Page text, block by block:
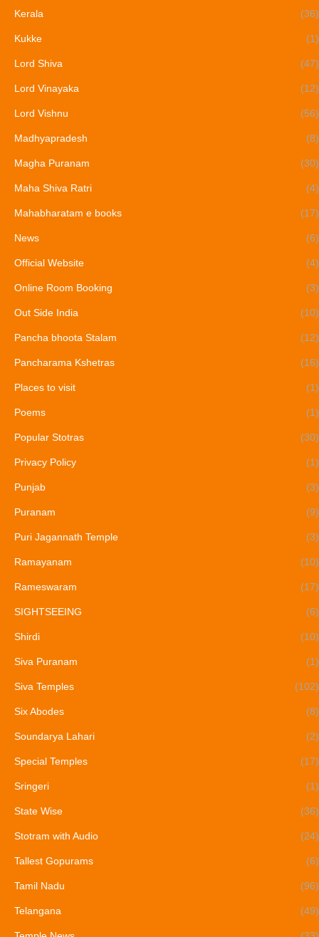
Kerala (36)
Kukke (1)
Lord Shiva (47)
Lord Vinayaka (12)
Lord Vishnu (56)
Madhyapradesh (8)
Magha Puranam (30)
Maha Shiva Ratri (4)
Mahabharatam e books (17)
News (6)
Official Website (4)
Online Room Booking (3)
Out Side India (10)
Pancha bhoota Stalam (12)
Pancharama Kshetras (16)
Places to visit (1)
Poems (1)
Popular Stotras (30)
Privacy Policy (1)
Punjab (3)
Puranam (9)
Puri Jagannath Temple (3)
Ramayanam (10)
Rameswaram (17)
SIGHTSEEING (6)
Shirdi (10)
Siva Puranam (1)
Siva Temples (102)
Six Abodes (8)
Soundarya Lahari (2)
Special Temples (17)
Sringeri (1)
State Wise (36)
Stotram with Audio (24)
Tallest Gopurams (6)
Tamil Nadu (96)
Telangana (49)